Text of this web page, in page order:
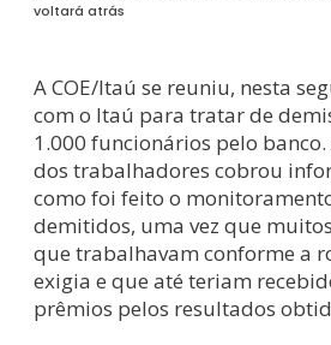
voltará atrás
A COE/Itaú se reuniu, nesta
com o Itaú para tratar de
1.000 funcionários pelo
dos trabalhadores cobrou
como foi feito o
demitidos, uma vez que
que trabalhavam conforme a
exigia e que até teriam
prêmios pelos resultados